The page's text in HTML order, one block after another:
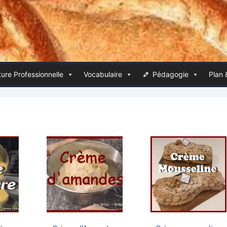
Pro­fes­sion­nelle Voca­bu­laire Péda­go­gie Plan